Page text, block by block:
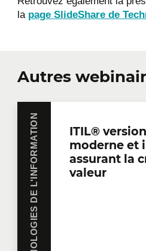
la page SlideShare de
Autres
TECHNOLOGIES DE L'INFORMATION
ITIL®
moderne et
assurant la
valeur